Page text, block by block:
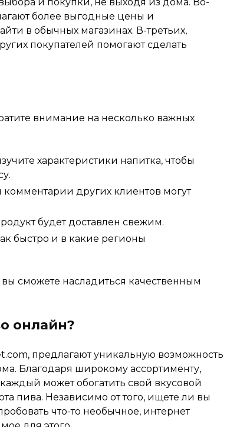
более выгодные цены и
в обычных магазинах. В-третьих,
покупателей помогают сделать
внимание на несколько важных
характеристики напитка, чтобы
других клиентов могут
будет доставлен свежим.
быстро и в какие регионы
сможете насладиться качественным
онлайн?
предлагают уникальную возможность
Благодаря широкому ассортименту,
может обогатить свой вкусовой
пива. Независимо от того, ищете ли вы
что-то необычное, интернет